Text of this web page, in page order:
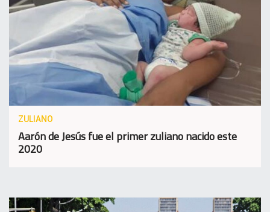
ZULIANO
Aarón de Jesús fue el primer zuliano nacido este
2020